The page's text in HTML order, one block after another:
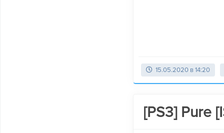
15.05.2020 в 14:20
[PS3] Pure